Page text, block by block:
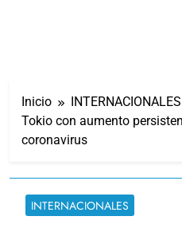
Inicio
INTERNACIONALES
Tokio con aumento
coronavirus
INTERNACIONALES